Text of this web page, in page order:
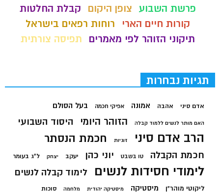
פרשת השבוע צופן היקום
קבלת החלטות
קורות חיים הארי
רוחות רפאים בישראל
תיקוני הזוהר לפי מאמרים
תפיסה צורתית
תגיות נבחרות
אדם סיני אהבה אמונה אפיקי חכמה בעל הסולם
האם מותר לנשים ללמוד קבלה הזוהר היומי היסוד השבועי
הרב אדם סיני זוגיות חכמת הנסתר
חכמת הקבלה טו בשבט יוני כהן יעקב יצחק ל"ג בעומר
לימודי חסידות לנשים לימוד קבלה לנשים
ליקוטי מוהר"ן מיסטיקה מיסטיקה יהודית מלחמה סוכות